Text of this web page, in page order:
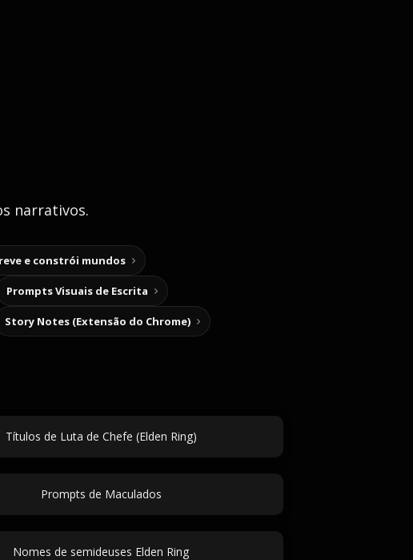
narrativos.
e constrói mundos
Prompts Visuais de Escrita
Story Notes (Extensão do Chrome)
Títulos de Luta de Chefe (Elden Ring)
Prompts de Maculados
Nomes de semideuses Elden Ring